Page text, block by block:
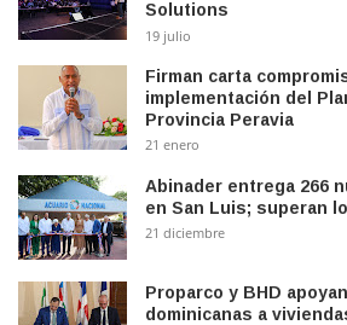
Solutions
19 julio
Firman carta
implementación del
Provincia Peravia
21 enero
Abinader entrega 266
en San Luis; superan
21 diciembre
Proparco y BHD
dominicanas a